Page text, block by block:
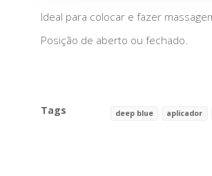
Ideal para colocar e fazer
Posição de aberto ou fechado.
Tags deep blue aplicador